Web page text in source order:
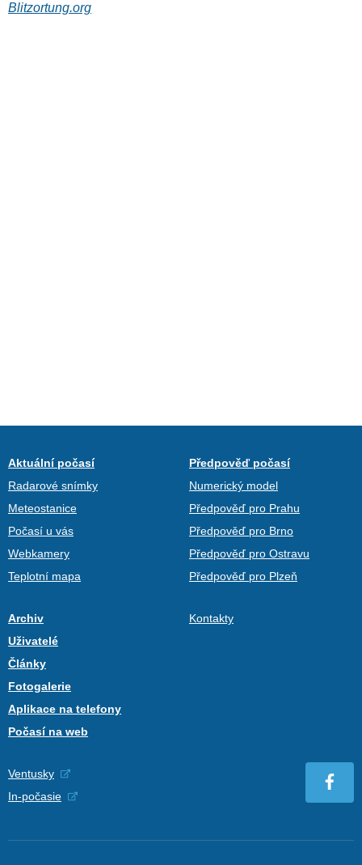
Blitzortung.org
Aktuální počasí
Radarové snímky
Meteostanice
Počasí u vás
Webkamery
Teplotní mapa
Předpověď počasí
Numerický model
Předpověď pro Prahu
Předpověď pro Brno
Předpověď pro Ostravu
Předpověď pro Plzeň
Archiv
Uživatelé
Články
Fotogalerie
Aplikace na telefony
Počasí na web
Kontakty
Ventusky
In-počasie